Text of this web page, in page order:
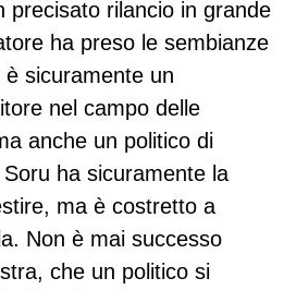
precisato rilancio in grande
ha preso le sembianze
sicuramente un
nel campo delle
anche un politico di
ha sicuramente la
ma è costretto a
Non è mai successo
che un politico si